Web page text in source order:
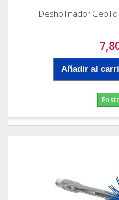
Deshollinador Cepillo
Añadir al
En